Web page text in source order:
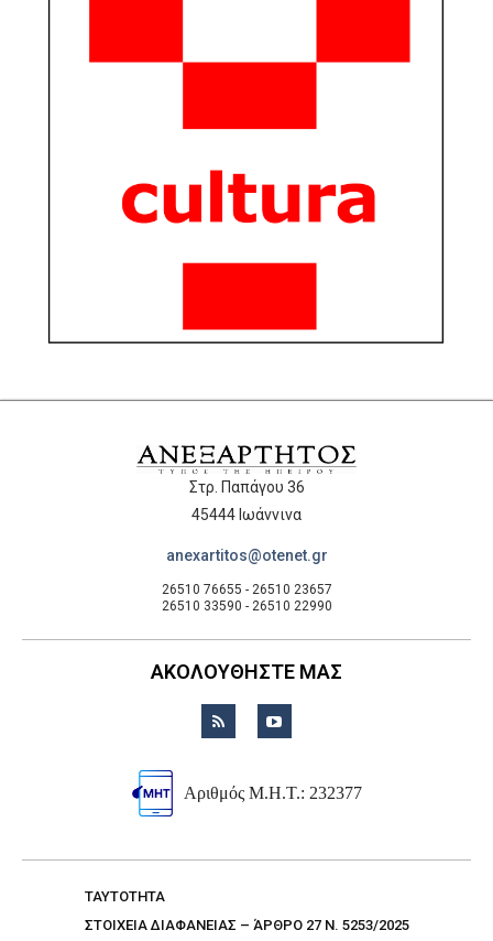
Στρ. Παπάγου 36
45444 Ιωάννινα
anexartitos@otenet.gr
26510 76655 - 26510 23657
26510 33590 - 26510 22990
ΑΚΟΛΟΥΘΗΣΤΕ ΜΑΣ
Αριθμός Μ.Η.Τ.: 232377
TAYTOTHTA
ΣΤΟΙΧΕΙΑ ΔΙΑΦΑΝΕΙΑΣ – ΆΡΘΡΟ 27 Ν. 5253/2025